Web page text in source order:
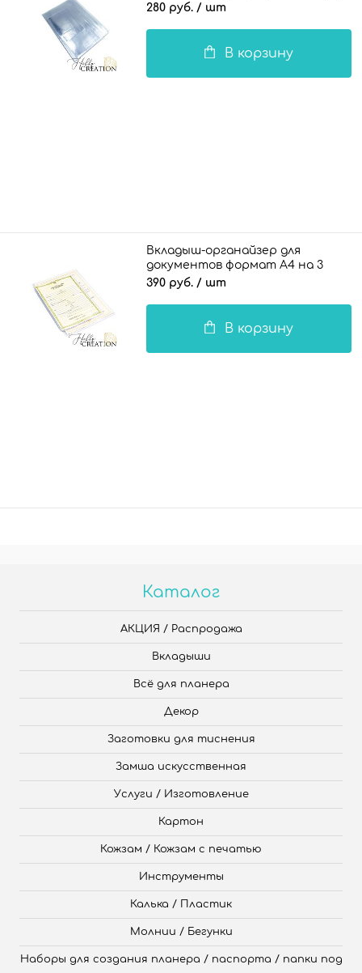
280 руб. / шт
В корзину
Вкладыш-органайзер для
документов формат А4 на 3
комплекта документов / 140 мкн.
390 руб. / шт
В корзину
Каталог
АКЦИЯ / Распродажа
Вкладыши
Всё для планера
Декор
Заготовки для тиснения
Замша искусственная
Услуги / Изготовление
Картон
Кожзам / Кожзам с печатью
Инструменты
Калька / Пластик
Молнии / Бегунки
Наборы для создания планера / паспорта / папки под